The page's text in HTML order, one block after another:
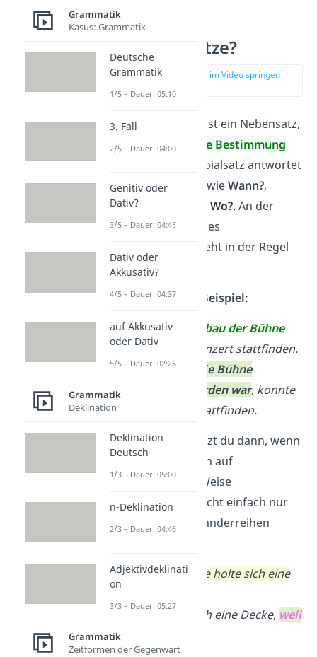
Was sind
Adverbialsätze?
zur Stelle im Video springen
EinAdverbialsatz
ist ein Nebensatz,
der eineadverbiale Bestimmung
Ein Adverbialsatz antwortet
immer auf Fragen wieWann?,
Warum?
Wo?. An der
ersten Position eines
Adverbialsatzes steht in der Regel
eineKonjunktion.
Adverbialsätze – Beispiel:
Nach dem Aufbau der Bühne
konnte das Konzert stattfinden.
→Nachdem
die Bühne
aufgebaut worden war, konnte
das Konzert stattfinden.
Adverbialsätze nutzt du dann, wenn
du deine Gedanken auf
unterschiedliche Weise
verknüpfen und nicht einfach nur
Hauptsätzeaneinanderreihen
Ihr war kalt
Sie holte sich eine
→ Sie holte sich eine Decke, weil
Grammatik
Kasus: Grammatik
Deutsche
Grammatik
1/5 – Dauer: 05:10
3. Fall
2/5 – Dauer: 04:00
Genitiv oder
Dativ?
3/5 – Dauer: 04:45
Dativ oder
Akkusativ?
4/5 – Dauer: 04:37
auf Akkusativ
oder Dativ
5/5 – Dauer: 02:26
Grammatik
Deklination
Deklination
Deutsch
1/3 – Dauer: 05:00
n-Deklination
2/3 – Dauer: 04:46
Adjektivdeklinati
on
3/3 – Dauer: 05:27
Grammatik
Zeitformen der Gegenwart